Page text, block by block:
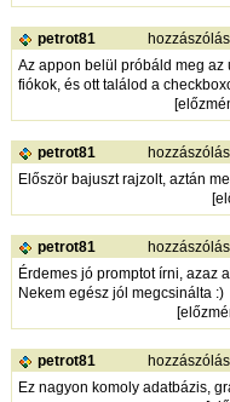
petrot81
Az appon belül próbáld meg
fiókok, és ott találod a
[
petrot81
Először bajuszt rajzolt, aztán
[
petrot81
Érdemes jó promptot írni, azaz
Nekem egész jól megcsinálta :)
[
petrot81
Ez nagyon komoly adatbázis,